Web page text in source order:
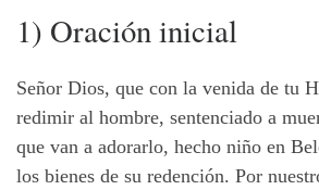
1) Oración inicial
Señor Dios, que con la venida de tu
redimir al hombre, sentenciado a
que van a adorarlo, hecho niño en
los bienes de su redención. Por